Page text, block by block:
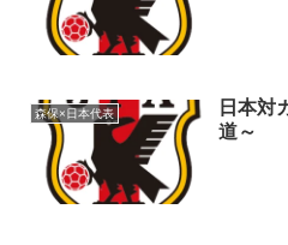
森保×日本代表
日本対
道～